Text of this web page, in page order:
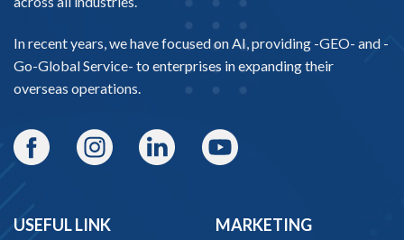
In recent years, we have focused on AI, providing -GEO- and -
Go-Global Service- to enterprises in expanding their
overseas operations.
USEFUL LINK MARKETING